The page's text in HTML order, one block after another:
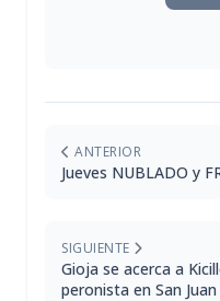
ANTERIOR
Jueves NUBLADO y
SIGUIENTE
Gioja se acerca a
peronista en San Juan